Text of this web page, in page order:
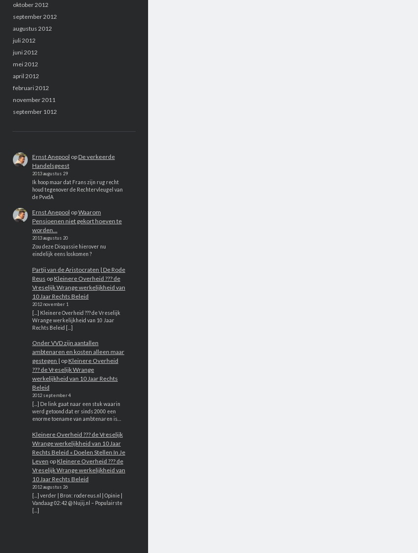
oktober 2012
september 2012
augustus 2012
juli 2012
juni 2012
mei 2012
april 2012
februari 2012
november 2011
september 1012
Ernst Anepool op De verkeerde
Handelsgeest
2013 augustus 29
Ik hoop maar dat Frans zijn rug recht
houd tegenover de Rechtervleugel van
de PvvdA
Ernst Anepool opWaarom
Pensioenen niet gekort hoeven te
worden…
2013 augustus 20
Zou deze Disqussie hierover nu
eindelijk eens loskomen ?
Partij van de Aristocraten | De Rode
Reus op Kleinere Overheid ??? de
Vreselijk Wrange werkelijkheid van
10 Jaar Rechts Beleid
2012 november 1
[...] Kleinere Overheid ??? de Vreselijk
Wrange werkelijkheid van 10 Jaar
Rechts Beleid [...]
Onder VVD zijn aantallen
ambtenaren en kosten alleen maar
gestegen | op Kleinere Overheid
??? de Vreselijk Wrange
werkelijkheid van 10 Jaar Rechts
Beleid
2012 september 4
[...] De link gaat naar een stuk waarin
werd getoond dat er sinds 2000 een
enorme toename van ambtenaren is…
Kleinere Overheid ??? de Vreselijk
Wrange werkelijkheid van 10 Jaar
Rechts Beleid « Doelen Stellen In Je
Leven op Kleinere Overheid ??? de
Vreselijk Wrange werkelijkheid van
10 Jaar Rechts Beleid
2012 augustus 26
[...] verder | Bron: rodereus.nl | Opinie |
Vandaag 02:42 @ Nujij.nl – Populairste
[...]